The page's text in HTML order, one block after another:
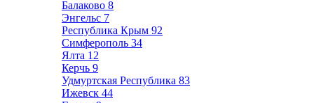
Балаково 8
Энгельс 7
Республика Крым 92
Симферополь 34
Ялта 12
Керчь 9
Удмуртская Республика 83
Ижевск 44